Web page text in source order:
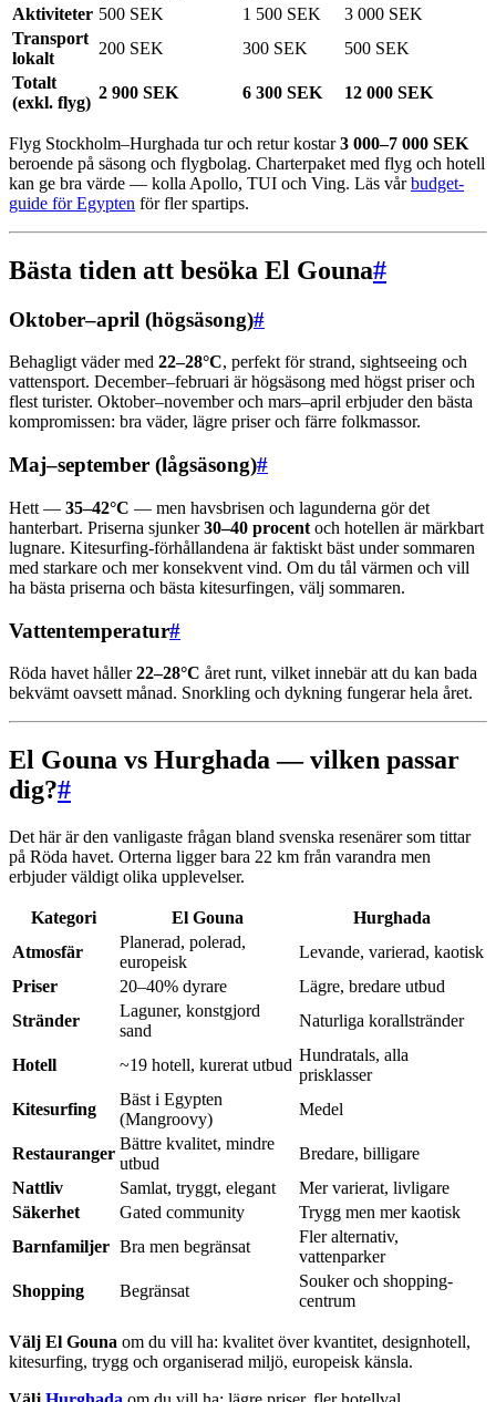
Aktiviteter 500 SEK 1 500 SEK
3 000 SEK
Transport
lokalt
200 SEK 300 SEK
500 SEK
Totalt
(exkl. flyg)
2 900 SEK 6 300 SEK 12 000 SEK
Flyg Stockholm–Hurghada tur och retur kostar3 000–7 000 SEK
beroende på säsong och flygbolag. Charterpaket med flyg och hotell
kan ge bra värde — kolla Apollo, TUI och Ving. Läs vårbudget-
guide för Egypten för fler spartips.
Bästa tiden att besöka El Gouna#
Oktober–april (högsäsong)#
Behagligt väder med 22–28°C, perfekt för strand, sightseeing och
vattensport. December–februari är högsäsong med högst priser och
flest turister. Oktober–november och mars–april erbjuder den bästa
kompromissen: bra väder, lägre priser och färre folkmassor.
Maj–september (lågsäsong)#
Hett — 35–42°C — men havsbrisen och lagunderna gör det
hanterbart. Priserna sjunker30–40 procent och hotellen är märkbart
lugnare. Kitesurfing-förhållandena är faktiskt bäst under sommaren
med starkare och mer konsekvent vind. Om du tål värmen och vill
ha bästa priserna och bästa kitesurfingen, välj sommaren.
Vattentemperatur#
Röda havet håller22–28°C året runt, vilket innebär att du kan bada
bekvämt oavsett månad. Snorkling och dykning fungerar hela året.
El Gouna vs Hurghada — vilken passar
dig?#
Det här är den vanligaste frågan bland svenska resenärer som tittar
på Röda havet. Orterna ligger bara 22 km från varandra men
erbjuder väldigt olika upplevelser.
Kategori El Gouna
Hurghada
Atmosfär
Planerad, polerad,
europeisk
Levande, varierad, kaotisk
Priser
20–40% dyrare
Lägre, bredare utbud
Stränder
Laguner, konstgjord
sand
Naturliga korallstränder
Hotell ~19 hotell, kurerat utbud
Hundratals, alla
prisklasser
Kitesurfing
Bäst i Egypten
(Mangroovy)
Medel
Restauranger
Bättre kvalitet, mindre
utbud
Bredare, billigare
Nattliv
Samlat, tryggt, elegant
Mer varierat, livligare
Säkerhet
Gated community
Trygg men mer kaotisk
Barnfamiljer Bra men begränsat
Fler alternativ,
vattenparker
Shopping
Begränsat
Souker och shopping-
centrum
Välj El Gouna om du vill ha: kvalitet över kvantitet, designhotell,
kitesurfing, trygg och organiserad miljö, europeisk känsla.